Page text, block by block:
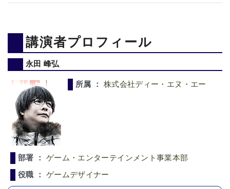
講演者プロフィール
永田 峰弘
所属 ： 株式会社ディー・エヌ・エー
部署 ： ゲーム・エンターテインメント事業本部
役職 ： ゲームデザイナー